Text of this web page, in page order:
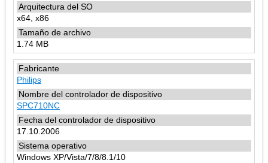
x64, x86
1.74 MB
Philips
SPC710NC
17.10.2006
Windows XP/Vista/7/8/8.1/10